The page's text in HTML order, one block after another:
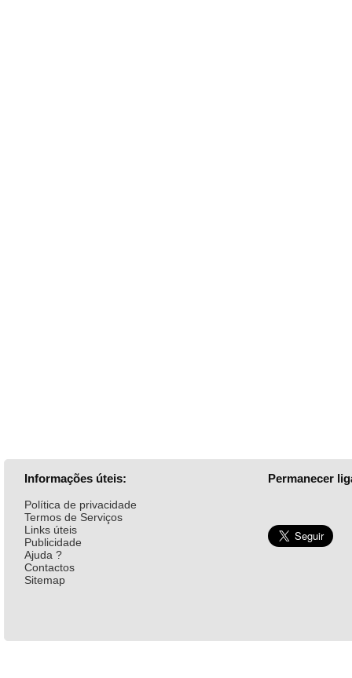
Informações úteis:
Política de privacidade
Termos de Serviços
Links úteis
Publicidade
Ajuda ?
Contactos
Sitemap
Permanecer